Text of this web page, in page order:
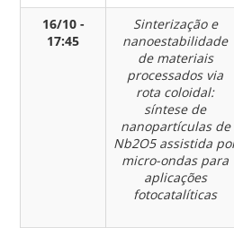
16/10 -
17:45
Sinterização e
nanoestabilidade
de materiais
processados via
rota coloidal:
síntese de
nanopartículas de
Nb2O5 assistida
micro-ondas para
aplicações
fotocatalíticas